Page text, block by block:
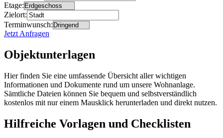
Etage:
Zielort:
Terminwunsch:
Jetzt Anfragen
Objektunterlagen
Hier finden Sie eine umfassende Übersicht aller wichtigen
Informationen und Dokumente rund um unsere Wohnanlage.
Sämtliche Dateien können Sie bequem und selbstverständlich
kostenlos mit nur einem Mausklick herunterladen und direkt nutzen.
Hilfreiche Vorlagen und Checklisten